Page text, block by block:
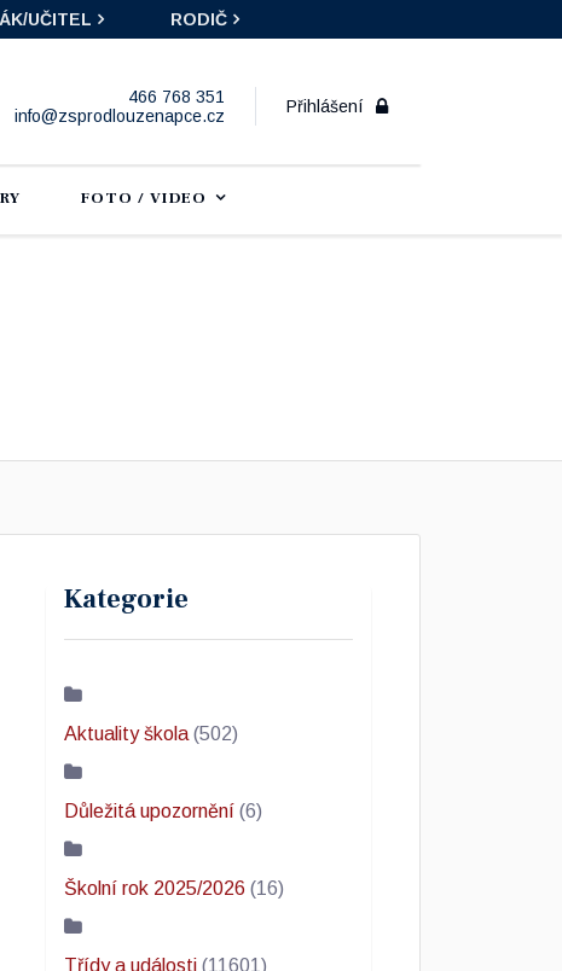
UČITEL RODIČ
Přihlášení
466 768 351
info@zsprodlouzenapce.cz
FOTO / VIDEO
Kategorie
Aktuality škola (502)
Důležitá upozornění (6)
Školní rok 2025/2026 (16)
Třídy a události (11601)